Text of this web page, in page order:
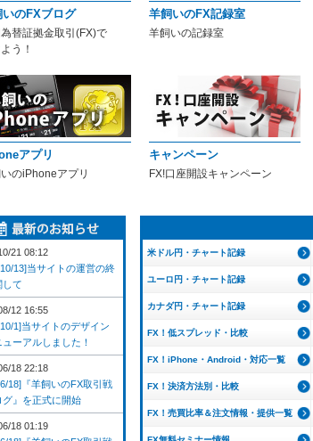
いのFXブログ
替証拠金取引(FX)で
う！
羊飼いのFX記録室
羊飼いの記録室
アプリ
のiPhoneアプリ
キャンペーン
FX!口座開設キャンペーン
米ドル円・チャート記録
ユーロ円・チャート記録
カナダ円・チャート記録
FX！低スプレッド・比較
FX！iPhone・Android・対応一覧
FX！決済方法別・比較
FX！売買比率＆注文情報・提供一覧
21 08:12
13]当サイトの運営の終
して
12 16:55
1]当サイトのデザイン
ューアルしました！
18 22:18
18]『羊飼いのFX取引戦
グ』を正式に開始
18 01:19